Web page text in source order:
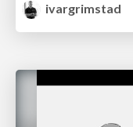
ivargrimstad